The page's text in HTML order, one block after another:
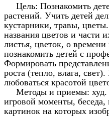
Цель: Познакомить
растений. Учить детей
кустарники, травы,
названия цветов и части
листья, цветок, о времени
познакомить детей с
Формировать
роста (тепло, влага,
любоваться красотой
Методы и приемы: худ.
игровой моменты,
картинок на которых